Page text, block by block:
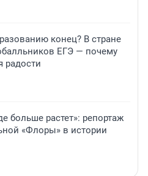
конец? В стране
ЕГЭ — почему
радости
больше растет»: репортаж
«Флоры» в истории